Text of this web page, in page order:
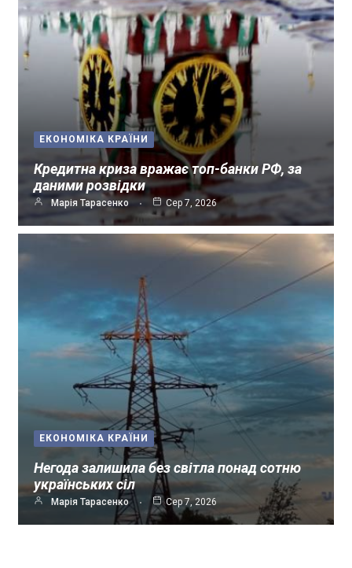
ЕКОНОМІКА КРАЇНИ
Кредитна криза вражає топ-банки РФ, за
даними розвідки
Марія Тарасенко Сер 7, 2026
ЕКОНОМІКА КРАЇНИ
Негода залишила без світла понад сотню
українських сіл
Марія Тарасенко Сер 7, 2026